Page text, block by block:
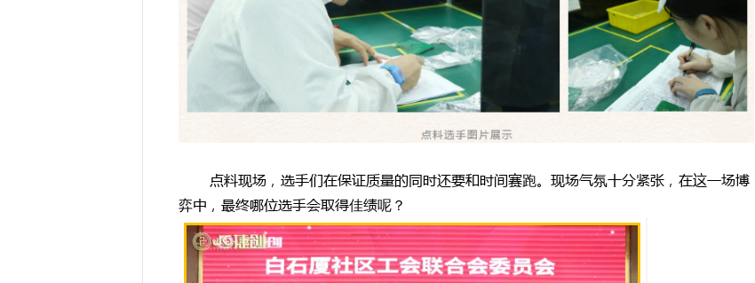
点料现场， 选手们在保证质量的同时还要和时间赛跑。现场气氛十分紧张，在这一场博
弈中，最终哪位选手会取得佳绩呢？